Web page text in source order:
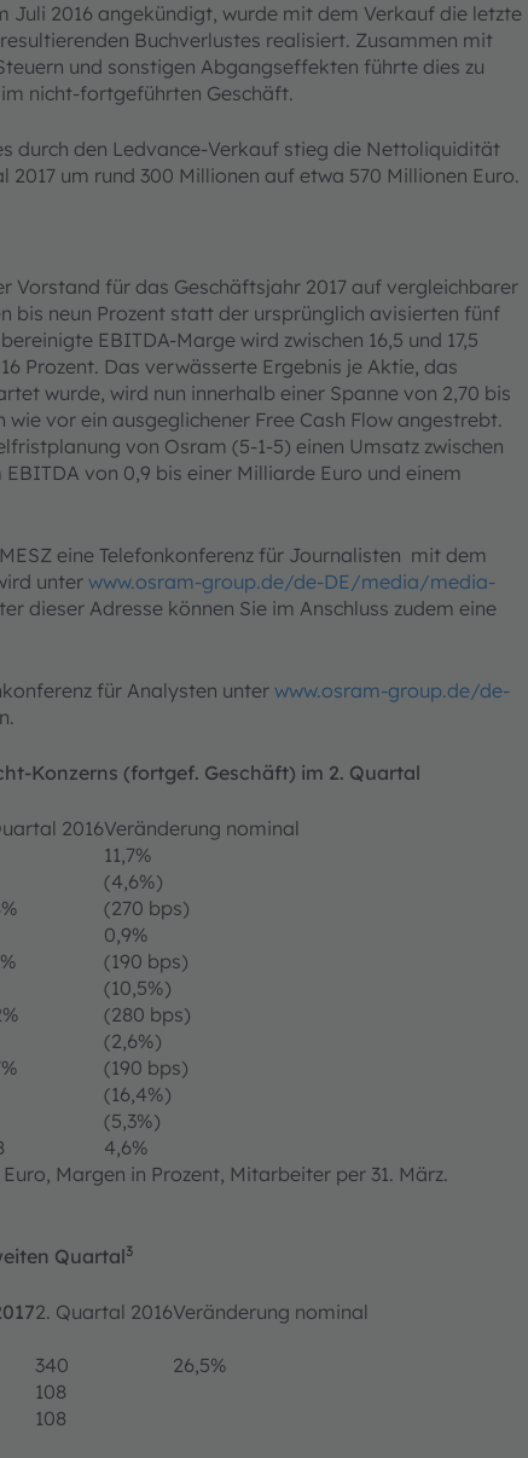
Juli 2016 angekündigt, wurde mit dem Verkauf die letzte
Buchverlustes realisiert. Zusammen mit
und sonstigen Abgangseffekten führte dies zu
nicht-fortgeführten Geschäft.
durch den Ledvance-Verkauf stieg die Nettoliquidität
um rund 300 Millionen auf etwa 570 Millionen Euro.
Vorstand für das Geschäftsjahr 2017 auf vergleichbarer
bis neun Prozent statt der ursprünglich avisierten fünf
EBITDA-Marge wird zwischen 16,5 und 17,5
Prozent. Das verwässerte Ergebnis je Aktie, das
wurde, wird nun innerhalb einer Spanne von 2,70 bis
vor ein ausgeglichener Free Cash Flow angestrebt.
von Osram (5-1-5) einen Umsatz zwischen
von 0,9 bis einer Milliarde Euro und einem
eine Telefonkonferenz für Journalisten mit dem
unterwww.osram-group.de/de-DE/media/media-
dieser Adresse können Sie im Anschluss zudem eine
für Analysten unter www.osram-group.de/de-
Konzerns (fortgef. Geschäft) im 2. Quartal
2016Veränderung nominal
11,7%
(4,6%)
(270 bps)
0,9%
(190 bps)
(10,5%)
(280 bps)
(2,6%)
(190 bps)
(16,4%)
(5,3%)
4,6%
Margen in Prozent, Mitarbeiter per 31. März.
Quartal3
2. Quartal 2016Veränderung nominal
340
26,5%
108
108